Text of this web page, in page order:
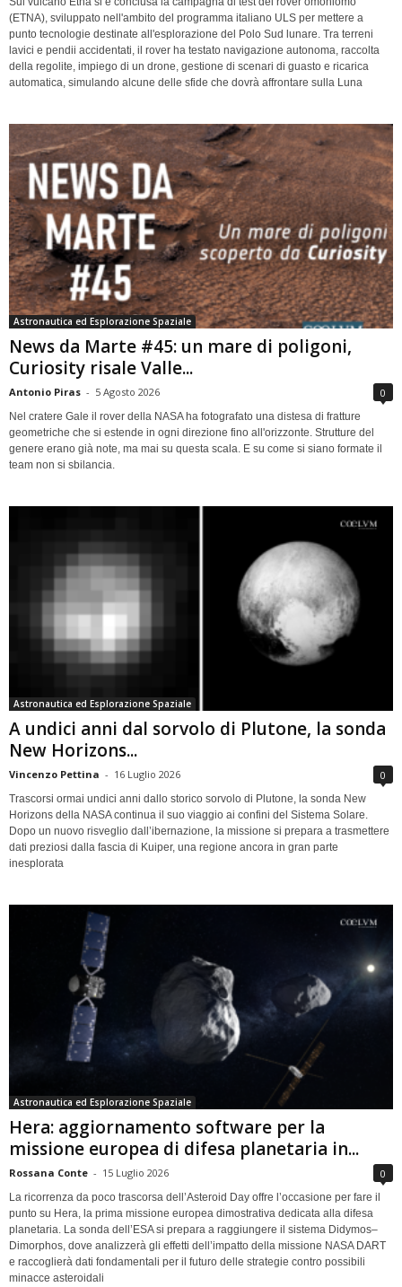
(ETNA), sviluppato nell'ambito del programma italiano ULS per mettere a
punto tecnologie destinate all'esplorazione del Polo Sud lunare. Tra terreni
lavici e pendii accidentati, il rover ha testato navigazione autonoma, raccolta
della regolite, impiego di un drone, gestione di scenari di guasto e ricarica
automatica, simulando alcune delle sfide che dovrà affrontare sulla Luna
Astronautica ed Esplorazione Spaziale
News da Marte #45: un mare di poligoni,
Curiosity risale Valle...
Antonio Piras - 5 Agosto 2026 0
Nel cratere Gale il rover della NASA ha fotografato una distesa di fratture
geometriche che si estende in ogni direzione fino all'orizzonte. Strutture del
genere erano già note, ma mai su questa scala. E su come si siano formate il
team non si sbilancia.
Astronautica ed Esplorazione Spaziale
A undici anni dal sorvolo di Plutone, la sonda
New Horizons...
Vincenzo Pettina - 16 Luglio 2026 0
Trascorsi ormai undici anni dallo storico sorvolo di Plutone, la sonda New
Horizons della NASA continua il suo viaggio ai confini del Sistema Solare.
Dopo un nuovo risveglio dall’ibernazione, la missione si prepara a trasmettere
dati preziosi dalla fascia di Kuiper, una regione ancora in gran parte
inesplorata
Astronautica ed Esplorazione Spaziale
Hera: aggiornamento software per la
missione europea di difesa planetaria in...
Rossana Conte - 15 Luglio 2026 0
La ricorrenza da poco trascorsa dell’Asteroid Day offre l’occasione per fare il
punto su Hera, la prima missione europea dimostrativa dedicata alla difesa
planetaria. La sonda dell’ESA si prepara a raggiungere il sistema Didymos–
Dimorphos, dove analizzerà gli effetti dell’impatto della missione NASA DART
e raccoglierà dati fondamentali per il futuro delle strategie contro possibili
minacce asteroidali